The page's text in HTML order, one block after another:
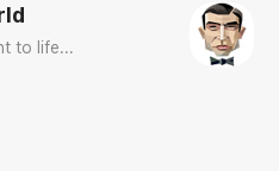
to life...